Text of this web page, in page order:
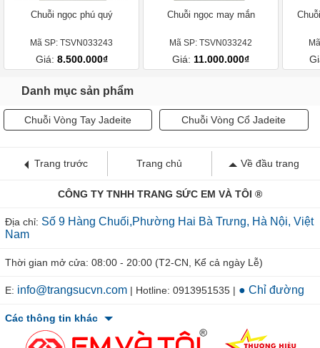
Chuỗi ngọc phú quý
Mã SP: TSVN033243
Giá: 8.500.000₫
Chuỗi ngọc may mắn
Mã SP: TSVN033242
Giá: 11.000.000₫
Danh mục sản phẩm
Chuỗi Vòng Tay Jadeite Chuỗi Vòng Cổ Jadeite
Trang trước Trang chủ Về đầu trang
CÔNG TY TNHH TRANG SỨC EM VÀ TÔI ®
Địa chỉ: Số 9 Hàng Chuối,Phường Hai Bà Trưng, Hà Nội, Việt
Nam
Thời gian mở cửa: 08:00 - 20:00 (T2-CN, Kể cả ngày Lễ)
E: info@trangsucvn.com | Hotline: 0913951535 | ● Chỉ đường
Các thông tin khác